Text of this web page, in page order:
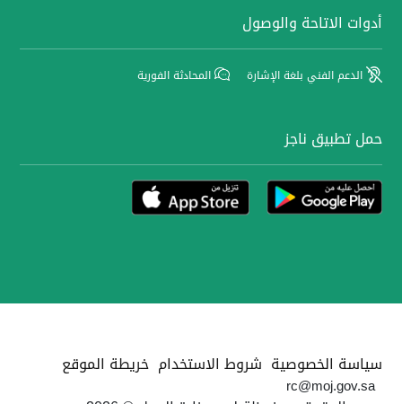
أدوات الاتاحة والوصول
الدعم الفني بلغة الإشارة المحادثة الفورية
حمل تطبيق ناجز
سياسة الخصوصية شروط الاستخدام خريطة الموقع
rc@moj.gov.sa